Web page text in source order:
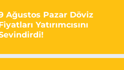
Ağustos Pazar Döviz
Yatırımcısını